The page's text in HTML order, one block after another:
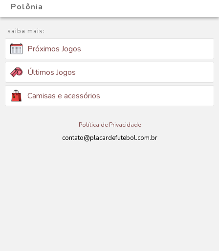
Polônia
saiba mais:
Próximos Jogos
Últimos Jogos
Camisas e acessórios
Política de Privacidade
contato@placardefutebol.com.br